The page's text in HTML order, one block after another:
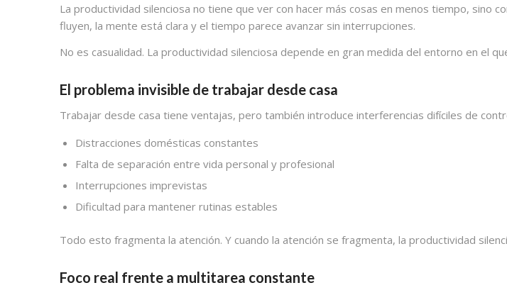
La productividad silenciosa no tiene que ver con hacer más cosas en menos tiempo, sino
fluyen, la mente está clara y el tiempo parece avanzar sin interrupciones.
No es casualidad. La productividad silenciosa depende en gran medida del entorno en el
El problema invisible de trabajar desde casa
Trabajar desde casa tiene ventajas, pero también introduce interferencias difíciles de
Distracciones domésticas constantes
Falta de separación entre vida personal y profesional
Interrupciones imprevistas
Dificultad para mantener rutinas estables
Todo esto fragmenta la atención. Y cuando la atención se fragmenta, la productividad
Foco real frente a multitarea constante